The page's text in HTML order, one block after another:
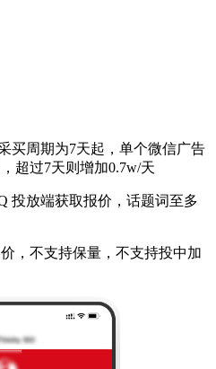
买周期为7天起，单个微信广告
超过7天则增加0.7w/天
投放端获取报价，话题词至多
，不支持保量，不支持投中加